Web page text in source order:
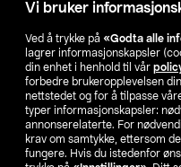
Vi bruker
Ved å trykke på «Godta alle
lagrer informasjonskapsler
din enhet i henhold til vår
forbedre brukeropplevelsen
nettstedet og for å tilpasse
typer informasjonskapsler:
annonserelaterte. For
krav om samtykke, ettersom
fungere. Hvis du istedenfor
Våre selskaper
SE